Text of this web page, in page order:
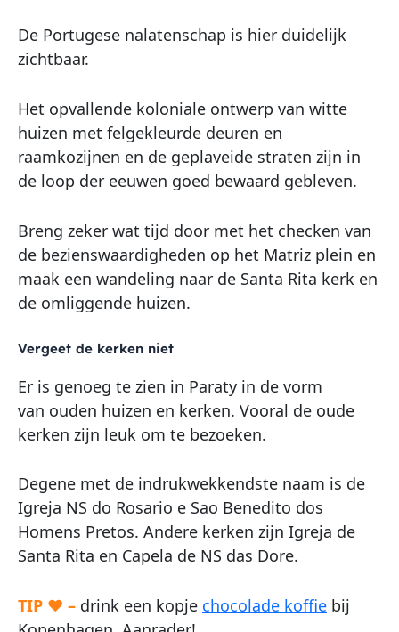
De Portugese nalatenschap is hier duidelijk
zichtbaar.
Het opvallende koloniale ontwerp van witte
huizen met felgekleurde deuren en
raamkozijnen en de geplaveide straten zijn in
de loop der eeuwen goed bewaard gebleven.
Breng zeker wat tijd door met het checken van
de bezienswaardigheden op het Matriz plein en
maak een wandeling naar de Santa Rita kerk en
de omliggende huizen.
Vergeet de kerken niet
Er is genoeg te zien in Paraty in de vorm
van ouden huizen en kerken. Vooral de oude
kerken zijn leuk om te bezoeken.
Degene met de indrukwekkendste naam is de
Igreja NS do Rosario e Sao Benedito dos
Homens Pretos. Andere kerken zijn Igreja de
Santa Rita en Capela de NS das Dore.
TIP ♥ – drink een kopje chocolade koffie bij